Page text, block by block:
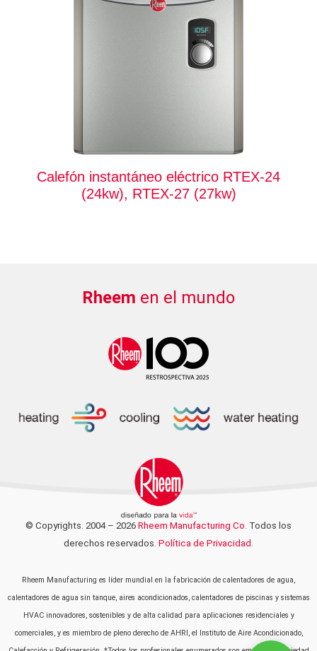
Calefón instantáneo eléctrico RTEX-24
(24kw), RTEX-27 (27kw)
Rheem en el mundo
© Copyrights. 2004 – 2026 Rheem Manufacturing Co. Todos los
derechos reservados. Política de Privacidad.
Rheem Manufacturing es líder mundial en la fabricación de calentadores de agua,
calentadores de agua sin tanque, aires acondicionados, calentadores de piscinas y sistemas
HVAC innovadores, sostenibles y de alta calidad para aplicaciones residenciales y
comerciales, y es miembro de pleno derecho de AHRI, el Instituto de Aire Acondicionado,